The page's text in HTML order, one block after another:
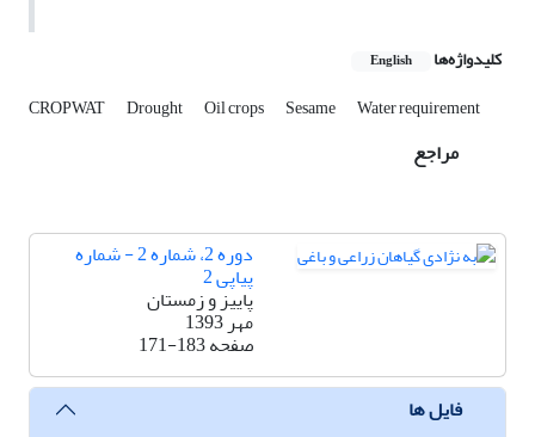
کلیدواژه‌ها English
CROPWAT Drought Oil crops Sesame Water requirement
مراجع
دوره 2، شماره 2 - شماره
پیاپی 2
پاییز و زمستان
مهر 1393
صفحه171-183
فایل ها